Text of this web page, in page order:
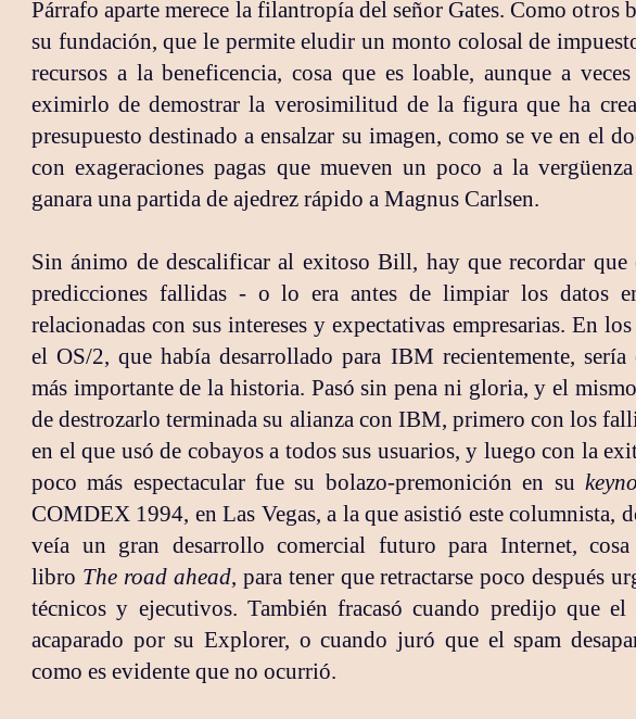
Párrafo aparte merece la filantropía del señor Gates. Como otros
su fundación, que le permite eludir un monto colosal de
recursos a la beneficencia, cosa que es loable, aunque a
eximirlo de demostrar la verosimilitud de la figura que ha
presupuesto destinado a ensalzar su imagen, como se ve en el
con exageraciones pagas que mueven un poco a la
ganara una partida de ajedrez rápido a Magnus Carlsen.
Sin ánimo de descalificar al exitoso Bill, hay que recordar que
predicciones fallidas - o lo era antes de limpiar los datos
relacionadas con sus intereses y expectativas empresarias. En
el OS/2, que había desarrollado para IBM recientemente, sería
más importante de la historia. Pasó sin pena ni gloria, y el
de destrozarlo terminada su alianza con IBM, primero con los
en el que usó de cobayos a todos sus usuarios, y luego con la
poco más espectacular fue su bolazo-premonición en su
COMDEX 1994, en Las Vegas, a la que asistió este columnista,
veía un gran desarrollo comercial futuro para Internet,
libro The road ahead, para tener que retractarse poco después
técnicos y ejecutivos. También fracasó cuando predijo que
acaparado por su Explorer, o cuando juró que el spam
como es evidente que no ocurrió.